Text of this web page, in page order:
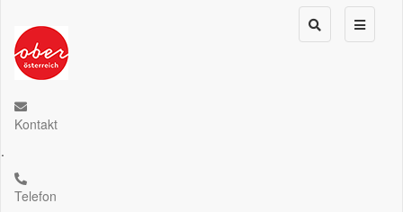
Kontakt
.
Telefon